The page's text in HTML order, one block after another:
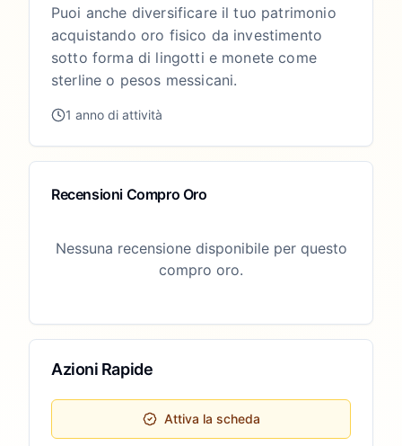
Puoi anche diversificare il tuo patrimonio
acquistando oro fisico da investimento
sotto forma di lingotti e monete come
sterline o pesos messicani.
1 anno di attività
Recensioni Compro Oro
Nessuna recensione disponibile per questo
compro oro.
Azioni Rapide
Attiva la scheda